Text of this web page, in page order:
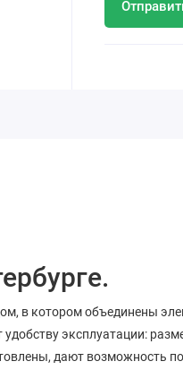
в котором объединены
эксплуатации:
дают возможность